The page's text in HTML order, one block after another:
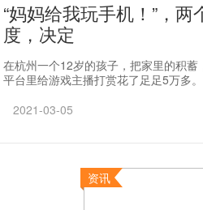
“妈妈给我玩手机！”，
度，决定
在杭州一个12岁的孩子，把家里的积
平台里给游戏主播打赏花了足足5万多
2021-03-05
资讯